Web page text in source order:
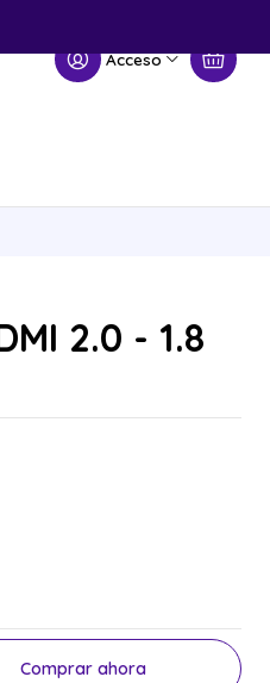
Acceso
2.0 - 1.8
Comprar ahora